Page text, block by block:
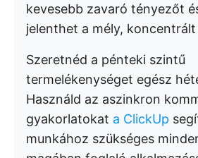
kevesebb zavaró tényezőt
jelenthet a mély,
Szeretnéd a pénteki szintű
termelékenységet egész
Használd az aszinkron
gyakorlatokat a ClickUp
munkához szükséges